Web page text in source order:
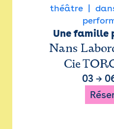
théâtre
Une famille
Nans
Cie
03 →